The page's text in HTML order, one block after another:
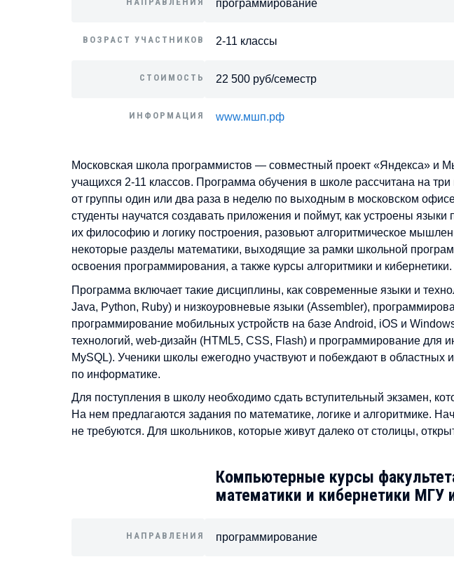
программирование
ВОЗРАСТ УЧАСТНИКОВ 2-11 классы
СТОИМОСТЬ 22 500 руб/семестр
ИНФОРМАЦИЯ www.мшп.рф
Московская школа программистов — совместный проект «Яндекса» и
учащихся 2-11 классов. Программа обучения в школе рассчитана на три
от группы один или два раза в неделю по выходным в московском
студенты научатся создавать приложения и поймут, как устроены
их философию и логику построения, разовьют алгоритмическое
некоторые разделы математики, выходящие за рамки школьной
освоения программирования, а также курсы алгоритмики и кибернетики.
Программа включает такие дисциплины, как современные языки и
Java, Python, Ruby) и низкоуровневые языки (Assembler),
программирование мобильных устройств на базе Android, iOS и
технологий, web-дизайн (HTML5, CSS, Flash) и программирование для
MySQL). Ученики школы ежегодно участвуют и побеждают в областных
по информатике.
Для поступления в школу необходимо сдать вступительный экзамен,
На нем предлагаются задания по математике, логике и алгоритмике.
не требуются. Для школьников, которые живут далеко от столицы,
Компьютерные курсы
математики и кибернетики МГУ
НАПРАВЛЕНИЯ программирование